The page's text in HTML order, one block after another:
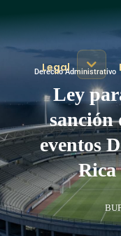
Legal
Derecho Administrativo
Ley
sanción
eventos
Rica